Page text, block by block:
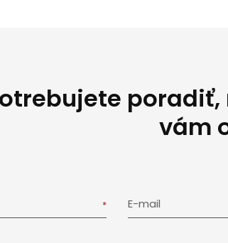
vám
E-mail